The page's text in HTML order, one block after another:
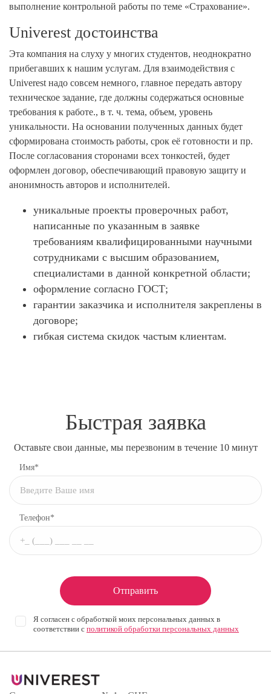
выполнение контрольной работы по теме «Страхование».
Univerest достоинства
Эта компания на слуху у многих студентов, неоднократно
прибегавших к нашим услугам. Для взаимодействия с
Univerest надо совсем немного, главное передать автору
техническое задание, где должны содержаться основные
требования к работе., в т. ч. тема, объем, уровень
уникальности. На основании полученных данных будет
сформирована стоимость работы, срок её готовности и пр.
После согласования сторонами всех тонкостей, будет
оформлен договор, обеспечивающий правовую защиту и
анонимность авторов и исполнителей.
уникальные проекты проверочных работ,
написанные по указанным в заявке
требованиям квалифицированными научными
сотрудниками с высшим образованием,
специалистами в данной конкретной области;
оформление согласно ГОСТ;
гарантии заказчика и исполнителя закреплены в
договоре;
гибкая система скидок частым клиентам.
Быстрая заявка
Оставьте свои данные, мы перезвоним в течение 10 минут
Имя*
Телефон*
Отправить
Я согласен с обработкой моих персональных данных в
соответствии с политикой обработки персональных данных